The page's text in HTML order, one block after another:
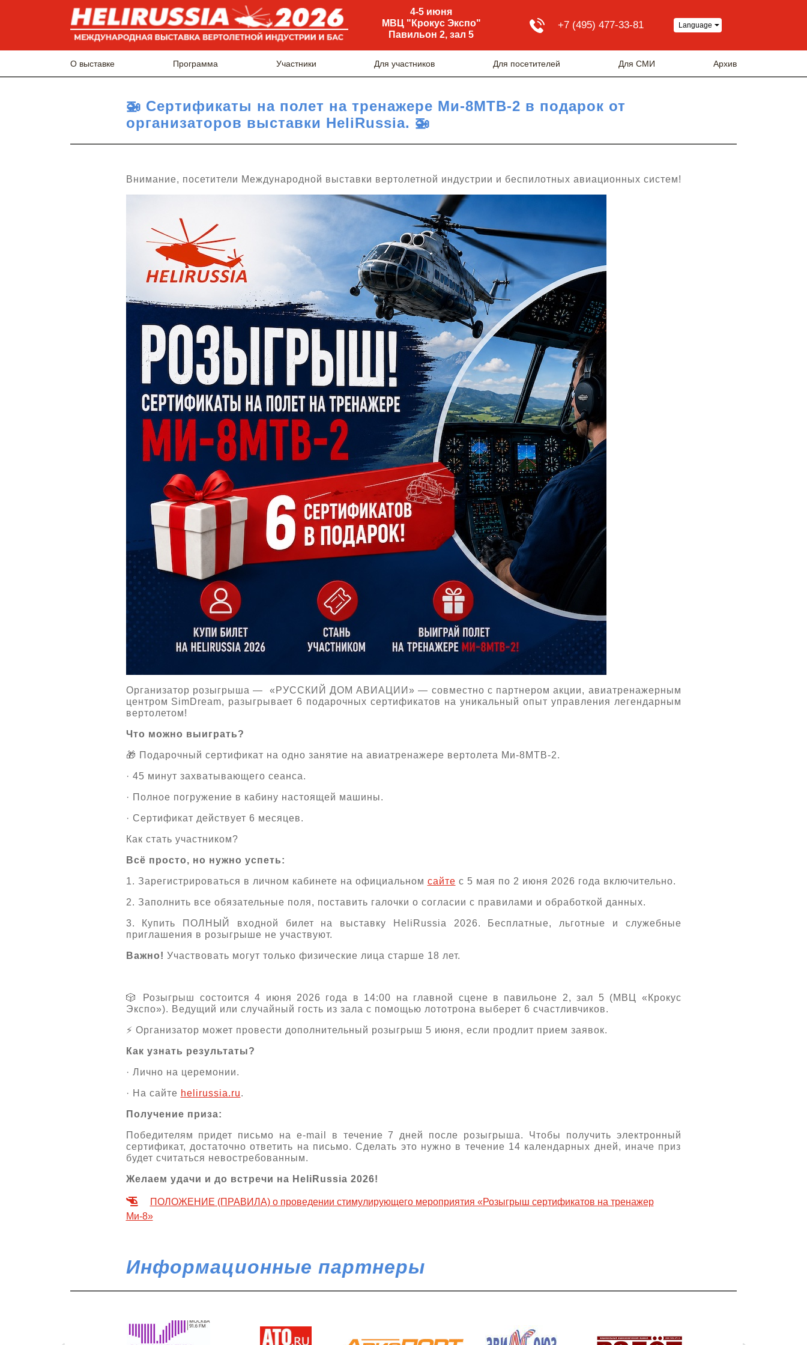
4-5 июня
МВЦ "Крокус Экспо"
Павильон 2, зал 5
+7 (495) 477-33-81 Language
О выставке Программа Участники Для участников Для посетителей Для СМИ Архив
🚁 Сертификаты на полет на тренажере Ми-8МТВ-2 в подарок от
организаторов выставки HeliRussia. 🚁
Внимание, посетители Международной выставки вертолетной индустрии и беспилотных авиационных систем!
Организатор розыгрыша — «РУССКИЙ ДОМ АВИАЦИИ» — совместно с партнером акции, авиатренажерным
центром SimDream, разыгрывает 6 подарочных сертификатов на уникальный опыт управления легендарным
вертолетом!
Что можно выиграть?
🎁 Подарочный сертификат на одно занятие на авиатренажере вертолета Ми-8МТВ-2.
· 45 минут захватывающего сеанса.
· Полное погружение в кабину настоящей машины.
· Сертификат действует 6 месяцев.
Как стать участником?
Всё просто, но нужно успеть:
1. Зарегистрироваться в личном кабинете на официальном сайте с 5 мая по 2 июня 2026 года включительно.
2. Заполнить все обязательные поля, поставить галочки о согласии с правилами и обработкой данных.
3. Купить ПОЛНЫЙ входной билет на выставку HeliRussia 2026. Бесплатные, льготные и служебные
приглашения в розыгрыше не участвуют.
Важно! Участвовать могут только физические лица старше 18 лет.
🎲 Розыгрыш состоится 4 июня 2026 года в 14:00 на главной сцене в павильоне 2, зал 5 (МВЦ «Крокус
Экспо»). Ведущий или случайный гость из зала с помощью лототрона выберет 6 счастливчиков.
⚡️ Организатор может провести дополнительный розыгрыш 5 июня, если продлит прием заявок.
Как узнать результаты?
· Лично на церемонии.
· На сайте helirussia.ru.
Получение приза:
Победителям придет письмо на e-mail в течение 7 дней после розыгрыша. Чтобы получить электронный
сертификат, достаточно ответить на письмо. Сделать это нужно в течение 14 календарных дней, иначе приз
будет считаться невостребованным.
Желаем удачи и до встречи на HeliRussia 2026!
ПОЛОЖЕНИЕ (ПРАВИЛА) о проведении стимулирующего мероприятия «Розыгрыш сертификатов на тренажер
Ми-8»
Информационные партнеры